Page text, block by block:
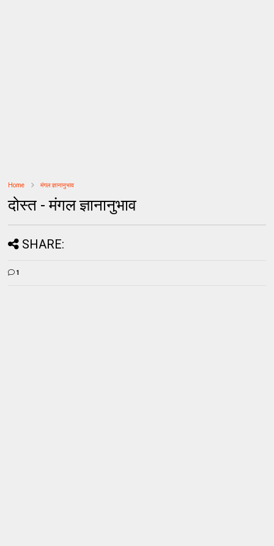
Home मंगल ज्ञानानुभाव
दोस्त - मंगल ज्ञानानुभाव
SHARE:
1